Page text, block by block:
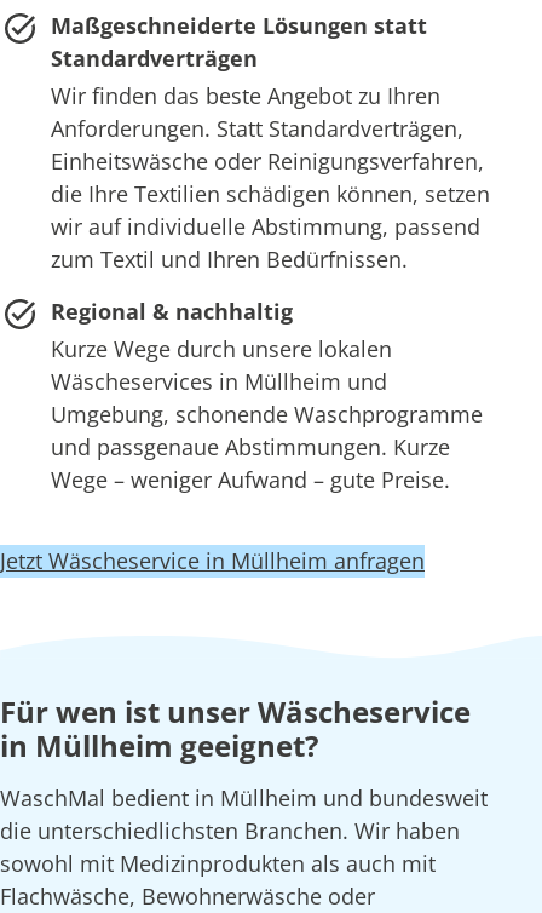
Maßgeschneiderte Lösungen statt
Standardverträgen
Wir finden das beste Angebot zu Ihren
Anforderungen. Statt Standardverträgen,
Einheitswäsche oder Reinigungsverfahren,
die Ihre Textilien schädigen können, setzen
wir auf individuelle Abstimmung, passend
zum Textil und Ihren Bedürfnissen.
Regional & nachhaltig
Kurze Wege durch unsere lokalen
Wäscheservices in Müllheim und
Umgebung, schonende Waschprogramme
und passgenaue Abstimmungen. Kurze
Wege – weniger Aufwand – gute Preise.
Jetzt Wäscheservice in Müllheim anfragen
Für wen ist unser Wäscheservice
in Müllheim geeignet?
WaschMal bedient in Müllheim und bundesweit
die unterschiedlichsten Branchen. Wir haben
sowohl mit Medizinprodukten als auch mit
Flachwäsche, Bewohnerwäsche oder